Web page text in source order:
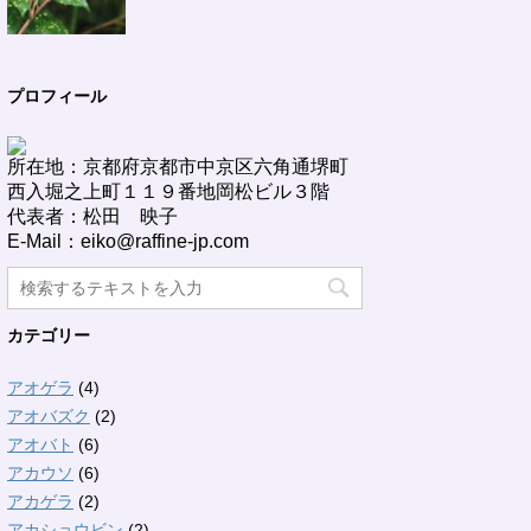
プロフィール
所在地：京都府京都市中京区六角通堺町
西入堀之上町１１９番地岡松ビル３階
代表者：松田 映子
E-Mail：eiko@raffine-jp.com
カテゴリー
アオゲラ (4)
アオバズク (2)
アオバト (6)
アカウソ (6)
アカゲラ (2)